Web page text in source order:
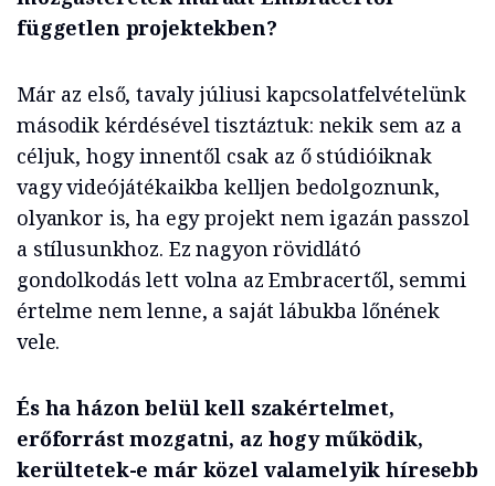
független projektekben?
Már az első, tavaly júliusi kapcsolatfelvételünk
második kérdésével tisztáztuk: nekik sem az a
céljuk, hogy innentől csak az ő stúdióiknak
vagy videójátékaikba kelljen bedolgoznunk,
olyankor is, ha egy projekt nem igazán passzol
a stílusunkhoz. Ez nagyon rövidlátó
gondolkodás lett volna az Embracertől, semmi
értelme nem lenne, a saját lábukba lőnének
vele.
És ha házon belül kell szakértelmet,
erőforrást mozgatni, az hogy működik,
kerültetek-e már közel valamelyik híresebb